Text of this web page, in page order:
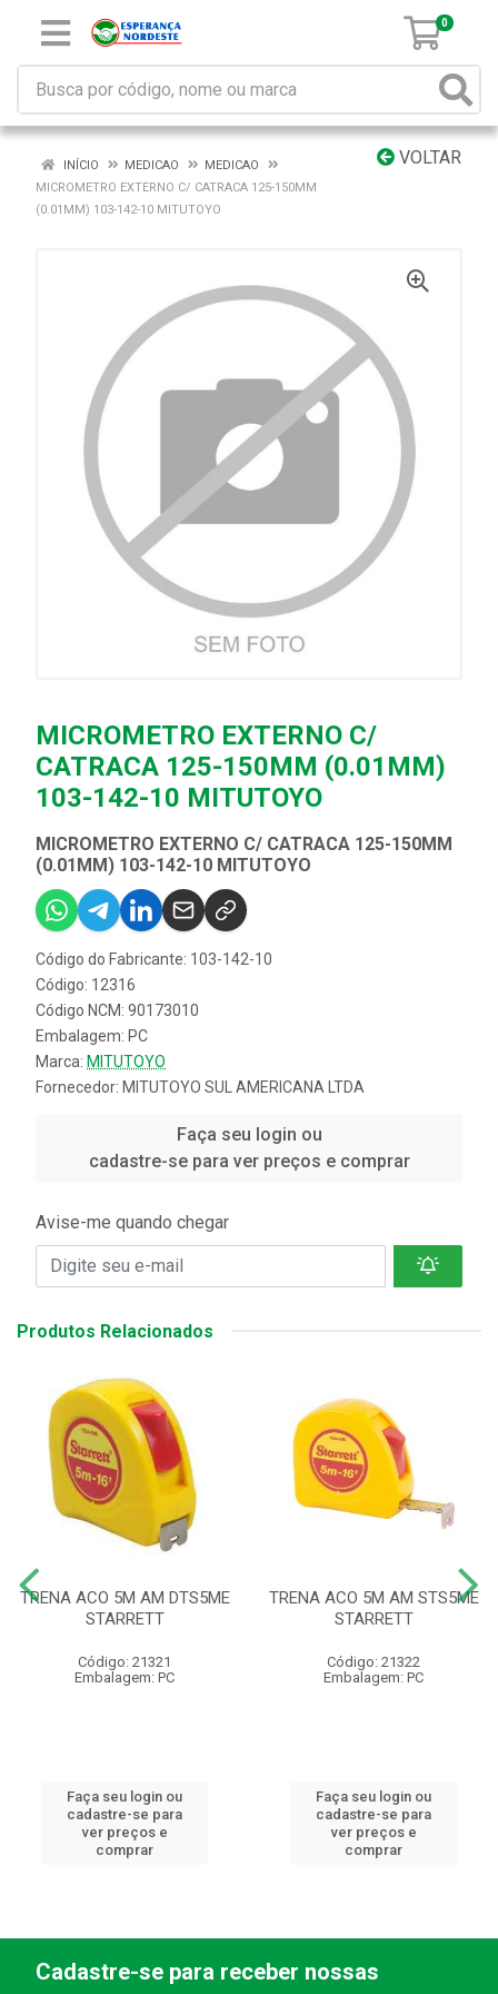
0
VOLTAR
INÍCIO MEDICAO
MEDICAO
MICROMETRO EXTERNO C/ CATRACA 125-150MM
(0.01MM) 103-142-10 MITUTOYO
MICROMETRO EXTERNO C/
CATRACA 125-150MM (0.01MM)
103-142-10 MITUTOYO
MICROMETRO EXTERNO C/ CATRACA 125-150MM
(0.01MM) 103-142-10 MITUTOYO
Código do Fabricante: 103-142-10
Código: 12316
Código NCM: 90173010
Embalagem: PC
Marca: MITUTOYO
Fornecedor: MITUTOYO SUL AMERICANA LTDA
Faça seu login ou
cadastre-se para ver preços e comprar
Avise-me quando chegar
Produtos Relacionados
TRENA ACO 5M AM DTS5ME
STARRETT
Código: 21321
Embalagem: PC
Faça seu login ou
cadastre-se para
ver preços e
comprar
TRENA ACO 5M AM STS5ME
STARRETT
Código: 21322
Embalagem: PC
Faça seu login ou
cadastre-se para
ver preços e
comprar
Cadastre-se para receber nossas